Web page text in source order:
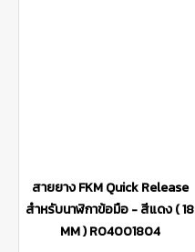
สายยาง FKM Quick Release
สำหรับนาฬิกาข้อมือ - สีแดง ( 18
MM ) R04001804